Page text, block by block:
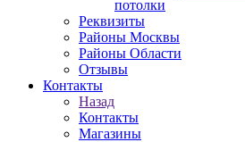
потолки
Реквизиты
Районы Москвы
Районы Области
Отзывы
Контакты
Назад
Контакты
Магазины